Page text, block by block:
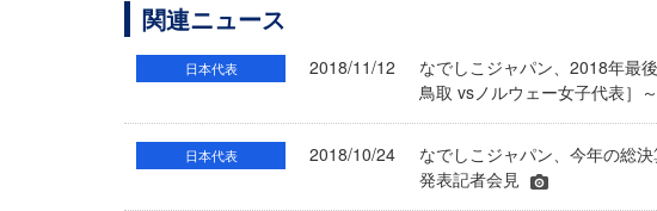
関連ニュース
日本代表 2018/11/12
なでしこジャパン、2018年最
鳥取 vsノルウェー女子代表］～
日本代表 2018/10/24
なでしこジャパン、今年の総
発表記者会見